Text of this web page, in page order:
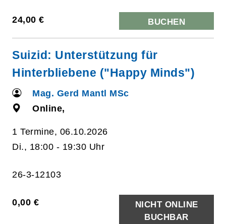
24,00 € BUCHEN
Suizid: Unterstützung für
Hinterbliebene ("Happy Minds")
Mag. Gerd Mantl MSc
Online,
1 Termine, 06.10.2026
Di., 18:00 - 19:30 Uhr
26-3-12103
0,00 €
NICHT ONLINE
BUCHBAR